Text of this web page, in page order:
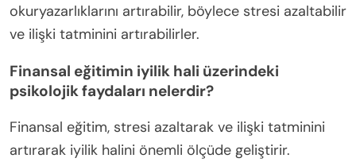
okuryazarlıklarını artırabilir, böylece stresi azaltabilir
ve ilişki tatminini artırabilirler.
Finansal eğitimin iyilik hali üzerindeki
psikolojik faydaları nelerdir?
Finansal eğitim, stresi azaltarak ve ilişki tatminini
artırarak iyilik halini önemli ölçüde geliştirir.